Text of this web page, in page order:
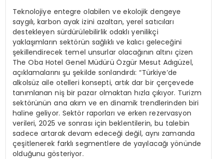
Teknolojiye entegre olabilen ve ekolojik dengeye
saygılı, karbon ayak izini azaltan, yerel satıcıları
destekleyen sürdürülebilirlik odaklı yenilikçi
yaklaşımların sektörün sağlıklı ve kalıcı geleceğini
şekillendirecek temel unsurlar olacağının altını çizen
The Oba Hotel Genel Müdürü Özgür Mesut Adıgüzel,
açıklamalarını şu şekilde sonlandırdı: “Türkiye’de
alkolsüz aile otelleri konsepti, artık dar bir çerçevede
tanımlanan niş bir pazar olmaktan hızla çıkıyor. Turizm
sektörünün ana akım ve en dinamik trendlerinden biri
haline geliyor. Sektör raporları ve erken rezervasyon
verileri, 2025 ve sonrası için beklentilerin, bu talebin
sadece artarak devam edeceği değil, aynı zamanda
çeşitlenerek farklı segmentlere de yayılacağı yönünde
olduğunu gösteriyor.